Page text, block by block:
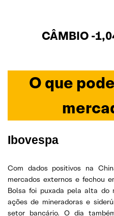
CÂMBIO -
O que
Ibovespa
Com dados positivos na
mercados externos e fechou
Bolsa foi puxada pela alta do
ações de mineradoras e
setor bancário. O dia